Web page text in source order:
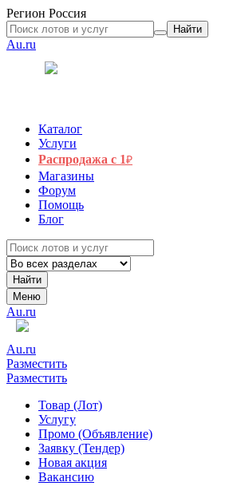
Регион Россия
Найти
Au.ru
Каталог
Услуги
Распродажа с 1₽
Магазины
Форум
Помощь
Блог
Найти
Меню
Au.ru
Au.ru
Разместить
Разместить
Товар (Лот)
Услугу
Промо (Объявление)
Заявку (Тендер)
Новая акция
Вакансию